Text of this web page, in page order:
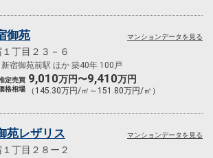
御苑
丁目２３－６
宿御苑前駅 ほか 築40年 100戸
定売買
格相場
9,010万円〜9,410万円
（145.30万円/㎡～151.80万円/㎡）
マンションデータを見る
苑レザリス
丁目２８ー２
マンションデータを見る